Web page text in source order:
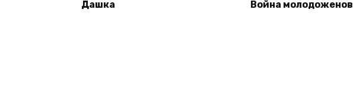
Дашка Война молодоженов